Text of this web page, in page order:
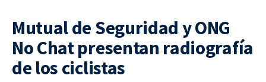
Mutual de Seguridad y ONG
No Chat presentan radiografía
de los ciclistas